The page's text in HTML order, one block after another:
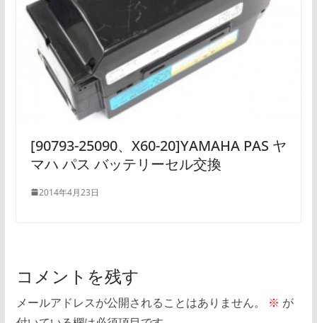
[90793-25090、X60-20]YAMAHA PAS ヤ
マハ パス バッテリーセル交換
2014年4月23日
コメントを残す
メールアドレスが公開されることはありません。 ※ が